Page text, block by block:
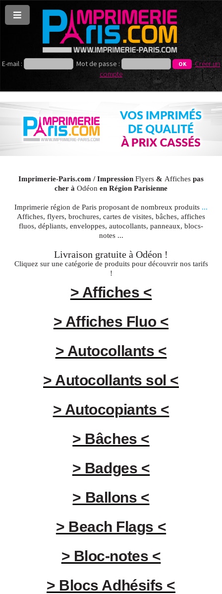
E-mail : Mot de passe :
Créer un
compte
Imprimerie-Paris.com / Impression Flyers & Affiches pas
cher à Odéon en Région Parisienne
Imprimerie région de Paris proposant de nombreux produits ...
Affiches, flyers, brochures, cartes de visites, bâches, affiches
fluos, dépliants, enveloppes, autocollants, panneaux, blocs-
notes ...
Livraison gratuite à Odéon !
Cliquez sur une catégorie de produits pour découvrir nos tarifs
!
> Affiches <
> Affiches Fluo <
> Autocollants <
> Autocollants sol <
> Autocopiants <
> Bâches <
> Badges <
> Ballons <
> Beach Flags <
> Bloc-notes <
> Blocs Adhésifs <